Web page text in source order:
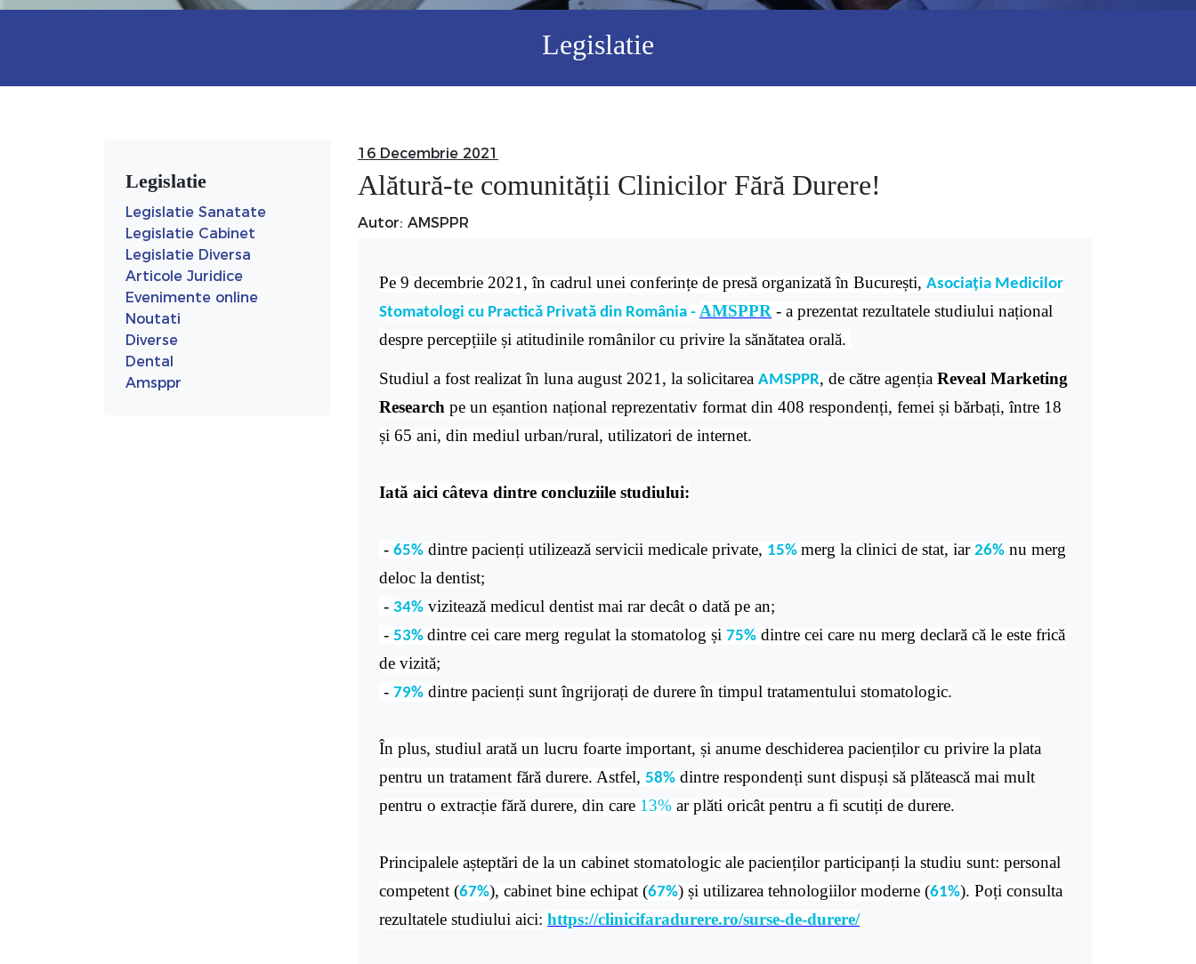
Legislatie
Legislatie
Legislatie Sanatate
Legislatie Cabinet
Legislatie Diversa
Articole Juridice
Evenimente online
Noutati
Diverse
Dental
Amsppr
16 Decembrie 2021
Alătură-te comunității Clinicilor Fără Durere!
Autor: AMSPPR
Pe 9 decembrie 2021, în cadrul unei conferințe de presă organizată în București, Asociația Medicilor
Stomatologi cu Practică Privată din România - AMSPPR - a prezentat rezultatele studiului național
despre percepțiile și atitudinile românilor cu privire la sănătatea orală.
Studiul a fost realizat în luna august 2021, la solicitarea AMSPPR, de către agenția Reveal Marketing
Research pe un eșantion național reprezentativ format din 408 respondenți, femei și bărbați, între 18
și 65 ani, din mediul urban/rural, utilizatori de internet.
Iată aici câteva dintre concluziile studiului:
- 65% dintre pacienți utilizează servicii medicale private, 15% merg la clinici de stat, iar 26% nu merg
deloc la dentist;
- 34% vizitează medicul dentist mai rar decât o dată pe an;
- 53% dintre cei care merg regulat la stomatolog și 75% dintre cei care nu merg declară că le este frică
de vizită;
- 79% dintre pacienți sunt îngrijorați de durere în timpul tratamentului stomatologic.
În plus, studiul arată un lucru foarte important, și anume deschiderea pacienților cu privire la plata
pentru un tratament fără durere. Astfel, 58% dintre respondenți sunt dispuși să plătească mai mult
pentru o extracție fără durere, din care 13% ar plăti oricât pentru a fi scutiți de durere.
Principalele așteptări de la un cabinet stomatologic ale pacienților participanți la studiu sunt: personal
competent (67%), cabinet bine echipat (67%) și utilizarea tehnologiilor moderne (61%). Poți consulta
rezultatele studiului aici: https://clinicifaradurere.ro/surse-de-durere/